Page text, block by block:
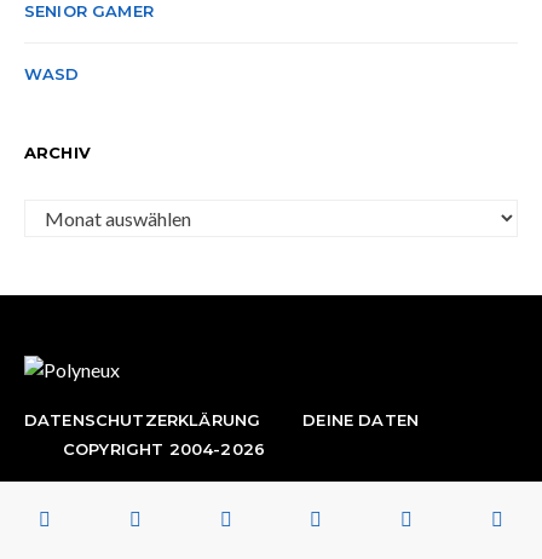
SENIOR GAMER
WASD
ARCHIV
Archiv
DATENSCHUTZERKLÄRUNG
DEINE DATEN
COPYRIGHT 2004-2026